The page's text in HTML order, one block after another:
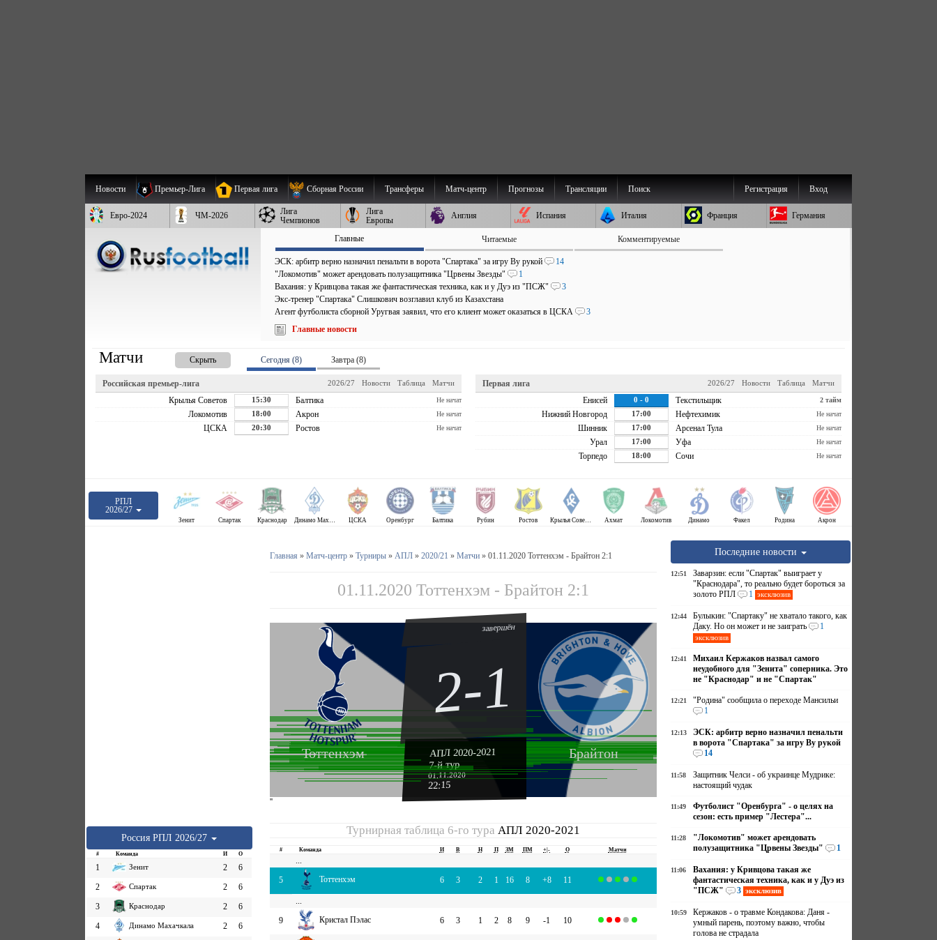
Новости Премьер-Лига Первая лига Сборная России Трансферы Матч-центр Прогнозы Трансляции Поиск Вход
Регистрация
Евро-2024 ЧМ-2026
Лига
Чемпионов
Лига
Европы
Англия Испания Италия Франция Германия
Главные Читаемые Комментируемые
ЭСК: арбитр верно назначил пенальти в ворота "Спартака" за игру Ву рукой
14
"Локомотив" может арендовать полузащитника "Црвены Звезды"
1
Вахания: у Кривцова такая же фантастическая техника, как и у Дуэ из "ПСЖ"
3
Экс-тренер "Спартака" Слишкович возглавил клуб из Казахстана
Агент футболиста сборной Уругвая заявил, что его клиент может оказаться в ЦСКА
3
Главные новости
Матчи Скрыть Сегодня (8) Завтра (8)
Российская премьер-лига Матчи
Таблица
Новости
2026/27
Крылья Советов 15:30 Балтика Не начат
Локомотив 18:00 Акрон Не начат
ЦСКА 20:30 Ростов Не начат
Первая лига Матчи
Таблица
Новости
2026/27
Енисей 0 - 0 Текстильщик 2 тайм
Нижний Новгород 17:00 Нефтехимик Не начат
Шинник 17:00 Арсенал Тула Не начат
Урал 17:00 Уфа Не начат
Торпедо 18:00 Сочи Не начат
РПЛ
2026/27
Зенит Спартак Краснодар Динамо Махачкала ЦСКА Оренбург Балтика Рубин Ростов Крылья Советов Ахмат Локомотив Динамо Факел Родина Акрон
Россия РПЛ 2026/27
# Команда И О
1 Зенит 2
6
2
Спартак 2
6
3
Краснодар 2
6
4
Динамо Махачкала 2
6
Главная » Матч-центр» Турниры» АПЛ» 2020/21 » Матчи» 01.11.2020 Тоттенхэм - Брайтон 2:1
01.11.2020 Тоттенхэм - Брайтон 2:1
Тоттенхэм Брайтон
завершён
2-1
АПЛ 2020-2021
7-й тур
01.11.2020
22:15
''
Турнирная таблица 6-го тураАПЛ 2020-2021
# Команда И В Н П ЗМ ПМ +|- О Матчи
...
5
Тоттенхэм 6 3 2 1 16 8 +8 11
...
9
Кристал Пэлас 6 3 1 2 8 9 -1 10
Последние новости
12:51
Заварзин: если "Спартак" выиграет у
"Краснодара", то реально будет бороться за
золото РПЛ
1 эксклюзив
12:44
Булыкин: "Спартаку" не хватало такого, как
Даку. Но он может и не заиграть
1
эксклюзив
12:41
Михаил Кержаков назвал самого
неудобного для "Зенита" соперника. Это
не "Краснодар" и не "Спартак"
12:21
"Родина" сообщила о переходе Мансильи
1
12:13
ЭСК: арбитр верно назначил пенальти
в ворота "Спартака" за игру Ву рукой
14
11:58
Защитник Челси - об украинце Мудрике:
настоящий чудак
11:49
Футболист "Оренбурга" - о целях на
сезон: есть пример "Лестера"...
11:28
"Локомотив" может арендовать
полузащитника "Црвены Звезды"
1
11:06
Вахания: у Кривцова такая же
фантастическая техника, как и у Дуэ из
"ПСЖ"
3 эксклюзив
10:59
Кержаков - о травме Кондакова: Даня -
умный парень, поэтому важно, чтобы
голова не страдала